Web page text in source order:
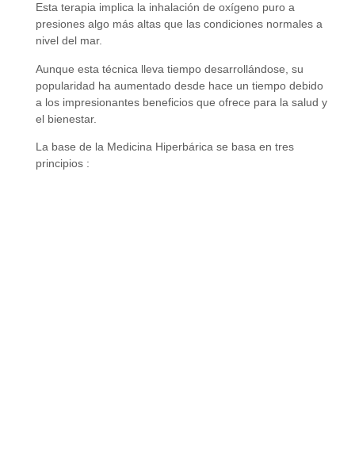
Esta terapia implica la inhalación de oxígeno puro a
presiones algo más altas que las condiciones normales a
nivel del mar.
Aunque esta técnica lleva tiempo desarrollándose, su
popularidad ha aumentado desde hace un tiempo debido
a los impresionantes beneficios que ofrece para la salud y
el bienestar.
La base de la Medicina Hiperbárica se basa en tres
principios :